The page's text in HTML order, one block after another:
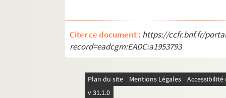
REC D 1.43 1-4. Septembre Décembre
REC D 1.44 1-8. Janvier Novembre
REC D 1.45 1-4. Février Novembre
REC D 1.46 1-2. Mai Octobre 1973
Citer ce document : https://ccfr.bnf.fr/
record=eadcgm:EADC:a1953793
Plan du site Mentions Légales
v 31.1.0